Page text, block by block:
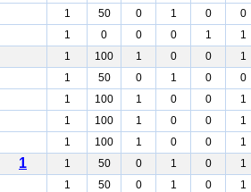
1 50 0 1 0
0
1 0 0 0 1
1
1 100 1 0 0
1
1 50 0 1 0
0
1 100 1 0 0
1
1 100 1 0 0
1
1 100 1 0 0
1
1 1 50 0 1 0
1
1 50 0 1 0
1